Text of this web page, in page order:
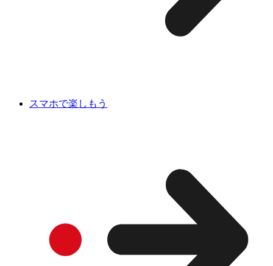
スマホで楽しもう